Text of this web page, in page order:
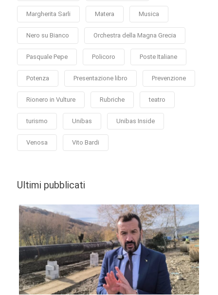
Margherita Sarli Matera Musica
Nero su Bianco Orchestra della Magna Grecia
Pasquale Pepe Policoro Poste Italiane
Potenza Presentazione libro Prevenzione
Rionero in Vulture Rubriche teatro
turismo Unibas Unibas Inside
Venosa Vito Bardi
Ultimi pubblicati